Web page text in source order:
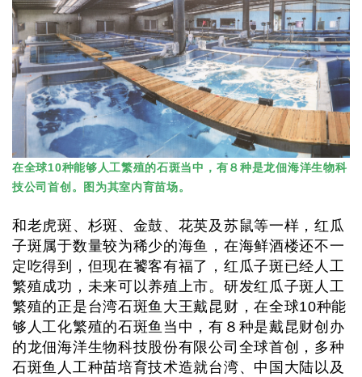
在全球10种能够人工繁殖的石斑当中，有８种是龙佃海洋生物科
技公司首创。图为其室内育苗场。
和老虎斑、杉斑、金鼓、花英及苏鼠等一样，红瓜
子斑属于数量较为稀少的海鱼，在海鲜酒楼还不一
定吃得到，但现在饕客有福了，红瓜子斑已经人工
繁殖成功，未来可以养殖上市。研发红瓜子斑人工
繁殖的正是台湾石斑鱼大王戴昆财，在全球10种能
够人工化繁殖的石斑鱼当中，有８种是戴昆财创办
的龙佃海洋生物科技股份有限公司全球首创，多种
石斑鱼人工种苗培育技术造就台湾、中国大陆以及